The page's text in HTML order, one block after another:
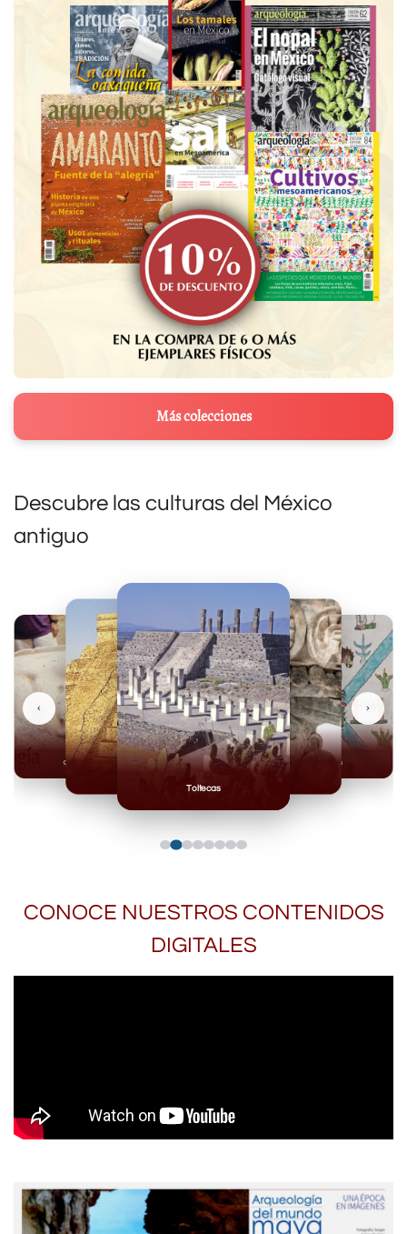
Más colecciones
Descubre las culturas del México
antiguo
Toltecas
Mexicas
Olmecas
‹ ›
CONOCE NUESTROS CONTENIDOS
DIGITALES